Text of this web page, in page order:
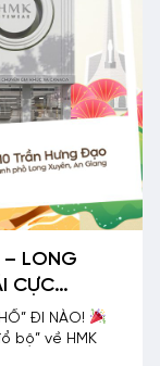
– LONG
CỰC
ĐI NÀO!
bộ” về HMK